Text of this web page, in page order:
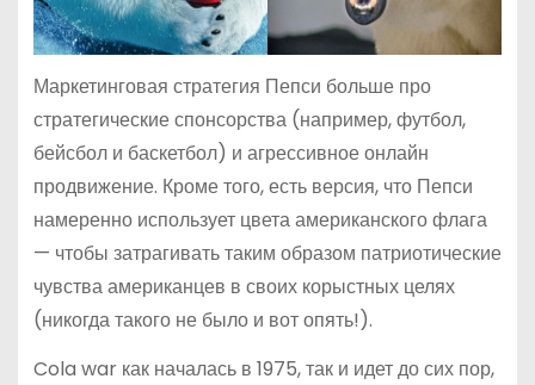
Маркетинговая стратегия Пепси больше про
стратегические спонсорства (например, футбол,
бейсбол и баскетбол) и агрессивное онлайн
продвижение. Кроме того, есть версия, что Пепси
намеренно использует цвета американского флага
— чтобы затрагивать таким образом патриотические
чувства американцев в своих корыстных целях
(никогда такого не было и вот опять!).
Cola war как началась в 1975, так и идет до сих пор,